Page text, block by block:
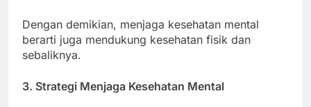
Dengan demikian, menjaga kesehatan mental
berarti juga mendukung kesehatan fisik dan
sebaliknya.
3. Strategi Menjaga Kesehatan Mental